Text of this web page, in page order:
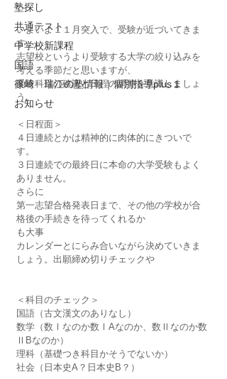
塾探し
共通テスト
中学校新課程
国語
篠崎 瑞江の塾情報｜個別指導plus１
お知らせ
いよいよ１１月突入で、受験が近づいてきま
す。
志望校というより受験する大学の絞り込みを
考える季節だと思いますが、
受験科目の確認と日程の調整を意識しましょ
う。
＜日程面＞
４日連続とかは精神的に肉体的にきついで
す。
３日連続での最終日に本命の大学受験もよく
ありません。
さらに
第一志望合格発表日まで、その他の学校が合
格後の手続きを待ってくれるか
も大事
カレンダーとにらみ合いながら決めていきま
しょう。出願締め切りチェックや
＜科目のチェック＞
国語（古文漢文のありなし）
数学（数Ⅰなのか数ⅠAなのか、数Ⅱなのか数
ⅡBなのか）
理科（基礎つき科目かそうでないか）
社会（日本史A？日本史B？）